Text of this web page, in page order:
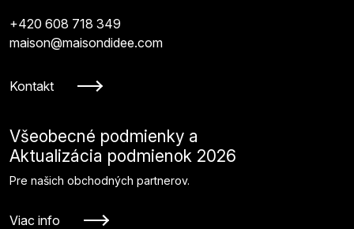
+420 608 718 349
maison@maisondidee.com
Kontakt
Všeobecné podmienky a
Aktualizácia podmienok 2026
Pre našich obchodných partnerov.
Viac info